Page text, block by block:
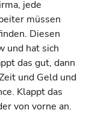
jede
müssen
Diesen
und hat sich
das gut, dann
und Geld und
Klappt das
von vorne an.